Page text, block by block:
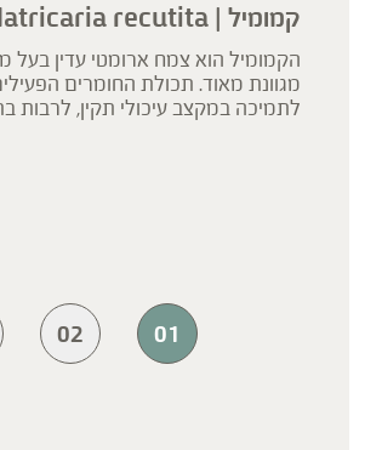
קמומיל | Matricaria recutita
הקמומיל הוא צמח ארומטי עדין
מגוונת מאוד. תכולת החומרים
לתמיכה במקצב עיכולי תקין, לרבות
01
02